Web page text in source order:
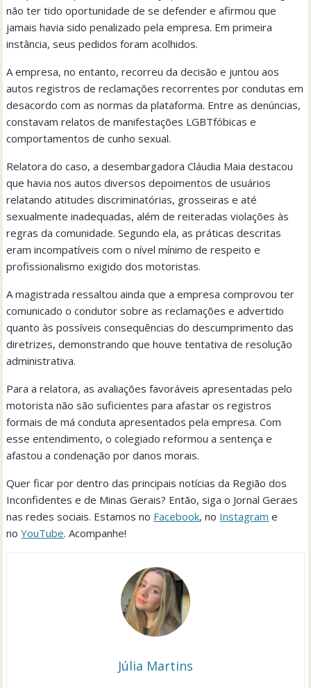
não ter tido oportunidade de se defender e afirmou que
jamais havia sido penalizado pela empresa. Em primeira
instância, seus pedidos foram acolhidos.
A empresa, no entanto, recorreu da decisão e juntou aos
autos registros de reclamações recorrentes por condutas em
desacordo com as normas da plataforma. Entre as denúncias,
constavam relatos de manifestações LGBTfóbicas e
comportamentos de cunho sexual.
Relatora do caso, a desembargadora Cláudia Maia destacou
que havia nos autos diversos depoimentos de usuários
relatando atitudes discriminatórias, grosseiras e até
sexualmente inadequadas, além de reiteradas violações às
regras da comunidade. Segundo ela, as práticas descritas
eram incompatíveis com o nível mínimo de respeito e
profissionalismo exigido dos motoristas.
A magistrada ressaltou ainda que a empresa comprovou ter
comunicado o condutor sobre as reclamações e advertido
quanto às possíveis consequências do descumprimento das
diretrizes, demonstrando que houve tentativa de resolução
administrativa.
Para a relatora, as avaliações favoráveis apresentadas pelo
motorista não são suficientes para afastar os registros
formais de má conduta apresentados pela empresa. Com
esse entendimento, o colegiado reformou a sentença e
afastou a condenação por danos morais.
Quer ficar por dentro das principais notícias da Região dos
Inconfidentes e de Minas Gerais? Então, siga o Jornal Geraes
nas redes sociais. Estamos no Facebook, no Instagram e
noYouTube. Acompanhe!
Júlia Martins